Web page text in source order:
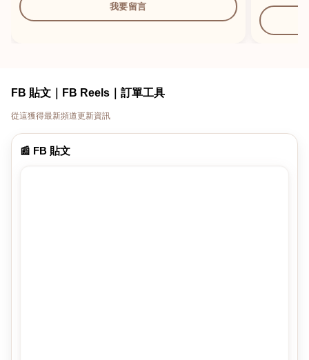
我要留言
FB 貼文｜FB Reels｜訂單工具
從這獲得最新頻道更新資訊
📰 FB 貼文